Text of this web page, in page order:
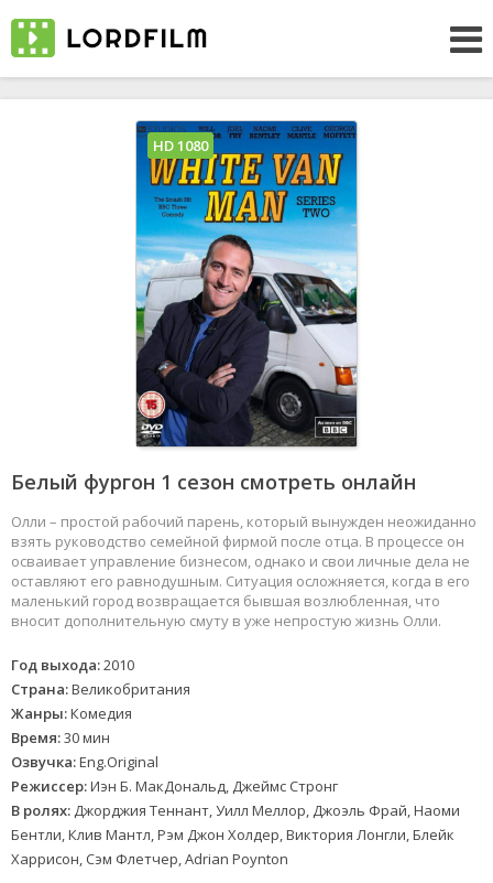
Белый фургон 1 сезон смотреть онлайн
Олли – простой рабочий парень, который вынужден неожиданно
взять руководство семейной фирмой после отца. В процессе он
осваивает управление бизнесом, однако и свои личные дела не
оставляют его равнодушным. Ситуация осложняется, когда в его
маленький город возвращается бывшая возлюбленная, что
вносит дополнительную смуту в уже непростую жизнь Олли.
Год выхода:2010
Страна:Великобритания
Жанры:Комедия
Время:30 мин
Озвучка:Eng.Original
Режиссер:Иэн Б. МакДональд, Джеймс Стронг
В ролях: Джорджия Теннант, Уилл Меллор, Джоэль Фрай, Наоми
Бентли, Клив Мантл, Рэм Джон Холдер, Виктория Лонгли, Блейк
Харрисон, Сэм Флетчер, Adrian Poynton
HD 1080